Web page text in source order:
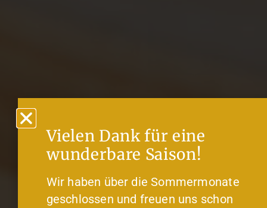
Vielen Dank für eine
wunderbare Saison!
Wir haben über die Sommermonate
geschlossen und freuen uns schon